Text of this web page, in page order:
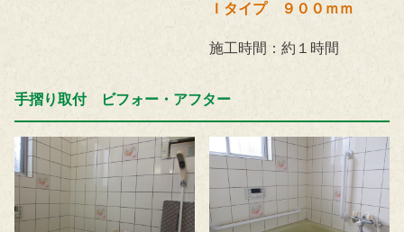
Ｉタイプ ９００ｍｍ
施工時間：約１時間
手摺り取付 ビフォー・アフター